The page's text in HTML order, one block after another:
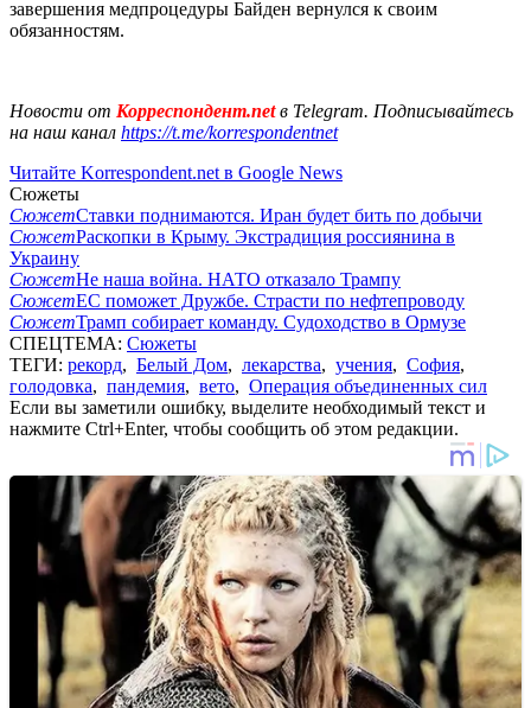
завершения медпроцедуры Байден вернулся к своим
обязанностям.
Новости от Корреспондент.netв Telegram. Подписывайтесь
на наш канал https://t.me/korrespondentnet
Читайте Korrespondent.net в Google News
Сюжеты
СюжетСтавки поднимаются. Иран будет бить по добычи
СюжетРаскопки в Крыму. Экстрадиция россиянина в
Украину
СюжетНе наша война. НАТО отказало Трампу
СюжетЕС поможет Дружбе. Страсти по нефтепроводу
СюжетТрамп собирает команду. Судоходство в Ормузе
СПЕЦТЕМА: Сюжеты
ТЕГИ: рекорд, Белый Дом, лекарства, учения, София,
голодовка, пандемия, вето, Операция объединенных сил
Если вы заметили ошибку, выделите необходимый текст и
нажмите Ctrl+Enter, чтобы сообщить об этом редакции.